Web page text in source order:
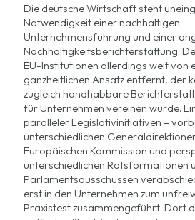
Die deutsche Wirtschaft steht
Notwendigkeit einer nachhaltigen
Unternehmensführung und einer
Nachhaltigkeitsberichterstattung.
EU-Institutionen allerdings weit von
ganzheitlichen Ansatz entfernt, der
zugleich handhabbare
für Unternehmen vereinen würde.
paralleler Legislativinitiativen –
unterschiedlichen
Europäischen Kommission und
unterschiedlichen Ratsformationen
Parlamentsausschüssen
erst in den Unternehmen zum
Praxistest zusammengeführt. Dort